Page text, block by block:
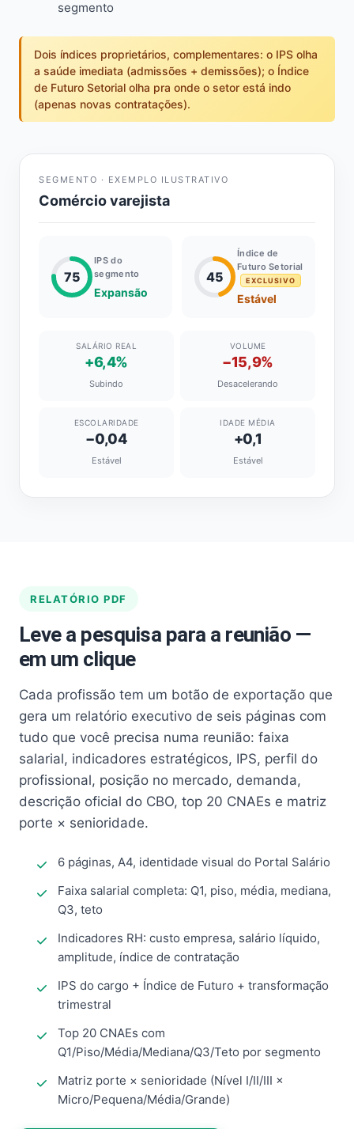
segmento
Dois índices proprietários, complementares: o IPS olha
a saúde imediata (admissões + demissões); o Índice
de Futuro Setorial olha pra onde o setor está indo
(apenas novas contratações).
SEGMENTO · EXEMPLO ILUSTRATIVO
Comércio varejista
75
IPS do
segmento
Expansão
45
Índice de
Futuro Setorial
EXCLUSIVO
Estável
SALÁRIO REAL
+6,4%
Subindo
VOLUME
−15,9%
Desacelerando
ESCOLARIDADE
−0,04
Estável
IDADE MÉDIA
+0,1
Estável
RELATÓRIO PDF
Leve a pesquisa para a reunião —
em um clique
Cada profissão tem um botão de exportação que
gera um relatório executivo de seis páginas com
tudo que você precisa numa reunião: faixa
salarial, indicadores estratégicos, IPS, perfil do
profissional, posição no mercado, demanda,
descrição oficial do CBO, top 20 CNAEs e matriz
porte × senioridade.
6 páginas, A4, identidade visual do Portal Salário
Faixa salarial completa: Q1, piso, média, mediana,
Q3, teto
Indicadores RH: custo empresa, salário líquido,
amplitude, índice de contratação
IPS do cargo + Índice de Futuro + transformação
trimestral
Top 20 CNAEs com
Q1/Piso/Média/Mediana/Q3/Teto por segmento
Matriz porte × senioridade (Nível I/II/III ×
Micro/Pequena/Média/Grande)